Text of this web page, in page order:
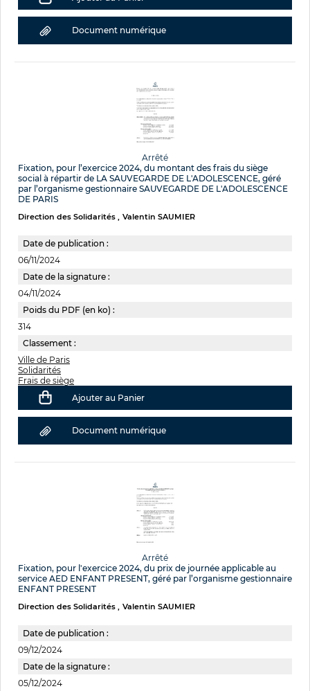
Document numérique
Arrêté
Fixation, pour l’exercice 2024, du montant des frais du siège
social à répartir de LA SAUVEGARDE DE L'ADOLESCENCE, géré
par l’organisme gestionnaire SAUVEGARDE DE L'ADOLESCENCE
DE PARIS
Direction des Solidarités Valentin SAUMIER
Date de publication :
06/11/2024
Date de la signature :
04/11/2024
Poids du PDF (en ko) :
314
Classement :
Ville de Paris
Solidarités
Frais de siège
Ajouter au Panier
Document numérique
Arrêté
Fixation, pour l'exercice 2024, du prix de journée applicable au
service AED ENFANT PRESENT, géré par l’organisme gestionnaire
ENFANT PRESENT
Direction des Solidarités Valentin SAUMIER
Date de publication :
09/12/2024
Date de la signature :
05/12/2024